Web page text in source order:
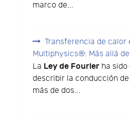
marco de...
Transferencia de calor
Multiphysics®: Más allá
La Ley de Fourier ha
describir la conducción
más de dos...